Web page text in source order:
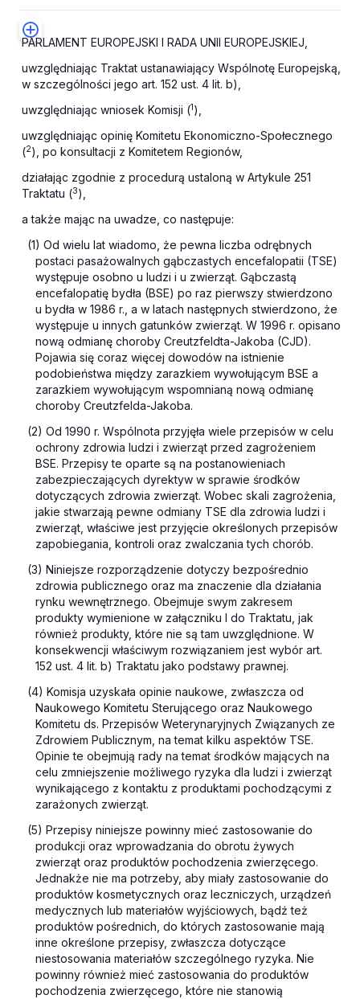
PARLAMENT EUROPEJSKI I RADA UNII EUROPEJSKIEJ,
uwzględniając Traktat ustanawiający Wspólnotę Europejską,
w szczególności jego art. 152 ust. 4 lit. b),
uwzględniając wniosek Komisji (1),
uwzględniając opinię Komitetu Ekonomiczno-Społecznego
(2), po konsultacji z Komitetem Regionów,
działając zgodnie z procedurą ustaloną w Artykule 251
Traktatu (3),
a także mając na uwadze, co następuje:
(1) Od wielu lat wiadomo, że pewna liczba odrębnych
postaci pasażowalnych gąbczastych encefalopatii (TSE)
występuje osobno u ludzi i u zwierząt. Gąbczastą
encefalopatię bydła (BSE) po raz pierwszy stwierdzono
u bydła w 1986 r., a w latach następnych stwierdzono, że
występuje u innych gatunków zwierząt. W 1996 r. opisano
nową odmianę choroby Creutzfeldta-Jakoba (CJD).
Pojawia się coraz więcej dowodów na istnienie
podobieństwa między zarazkiem wywołującym BSE a
zarazkiem wywołującym wspomnianą nową odmianę
choroby Creutzfelda-Jakoba.
(2) Od 1990 r. Wspólnota przyjęła wiele przepisów w celu
ochrony zdrowia ludzi i zwierząt przed zagrożeniem
BSE. Przepisy te oparte są na postanowieniach
zabezpieczających dyrektyw w sprawie środków
dotyczących zdrowia zwierząt. Wobec skali zagrożenia,
jakie stwarzają pewne odmiany TSE dla zdrowia ludzi i
zwierząt, właściwe jest przyjęcie określonych przepisów
zapobiegania, kontroli oraz zwalczania tych chorób.
(3) Niniejsze rozporządzenie dotyczy bezpośrednio
zdrowia publicznego oraz ma znaczenie dla działania
rynku wewnętrznego. Obejmuje swym zakresem
produkty wymienione w załączniku I do Traktatu, jak
również produkty, które nie są tam uwzględnione. W
konsekwencji właściwym rozwiązaniem jest wybór art.
152 ust. 4 lit. b) Traktatu jako podstawy prawnej.
(4) Komisja uzyskała opinie naukowe, zwłaszcza od
Naukowego Komitetu Sterującego oraz Naukowego
Komitetu ds. Przepisów Weterynaryjnych Związanych ze
Zdrowiem Publicznym, na temat kilku aspektów TSE.
Opinie te obejmują rady na temat środków mających na
celu zmniejszenie możliwego ryzyka dla ludzi i zwierząt
wynikającego z kontaktu z produktami pochodzącymi z
zarażonych zwierząt.
(5) Przepisy niniejsze powinny mieć zastosowanie do
produkcji oraz wprowadzania do obrotu żywych
zwierząt oraz produktów pochodzenia zwierzęcego.
Jednakże nie ma potrzeby, aby miały zastosowanie do
produktów kosmetycznych oraz leczniczych, urządzeń
medycznych lub materiałów wyjściowych, bądź też
produktów pośrednich, do których zastosowanie mają
inne określone przepisy, zwłaszcza dotyczące
niestosowania materiałów szczególnego ryzyka. Nie
powinny również mieć zastosowania do produktów
pochodzenia zwierzęcego, które nie stanowią